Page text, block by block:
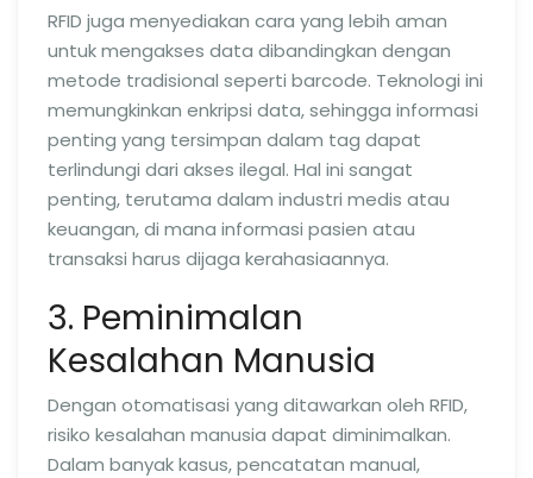
RFID juga menyediakan cara yang lebih aman
untuk mengakses data dibandingkan dengan
metode tradisional seperti barcode. Teknologi ini
memungkinkan enkripsi data, sehingga informasi
penting yang tersimpan dalam tag dapat
terlindungi dari akses ilegal. Hal ini sangat
penting, terutama dalam industri medis atau
keuangan, di mana informasi pasien atau
transaksi harus dijaga kerahasiaannya.
3. Peminimalan
Kesalahan Manusia
Dengan otomatisasi yang ditawarkan oleh RFID,
risiko kesalahan manusia dapat diminimalkan.
Dalam banyak kasus, pencatatan manual,